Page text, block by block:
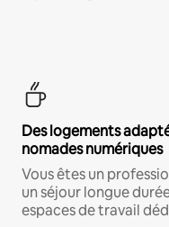
Des logements
nomades numériques
Vous êtes un
un séjour longue
espaces de travail